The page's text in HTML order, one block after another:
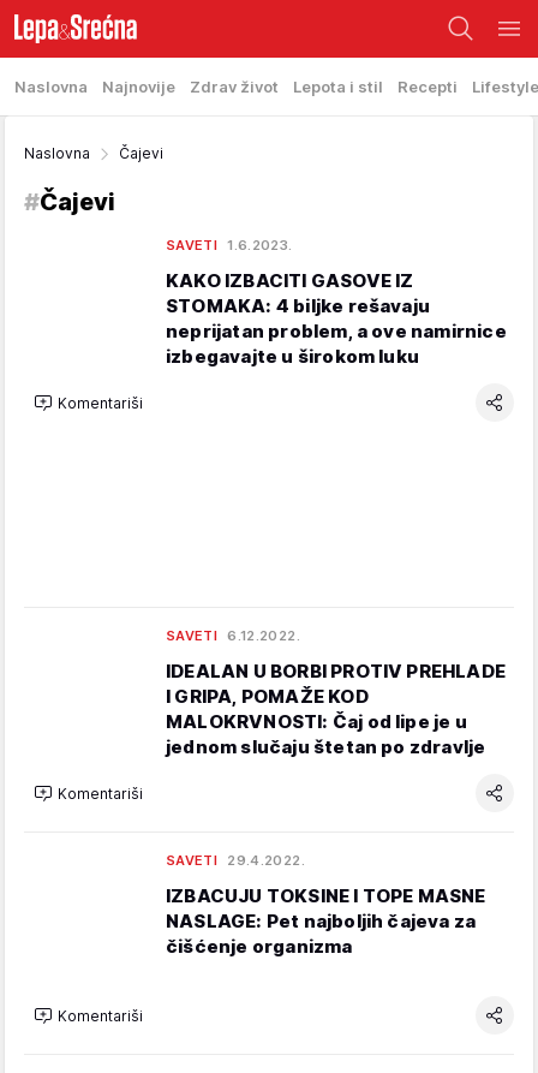
Naslovna Najnovije Zdrav život Lepota i stil Recepti Lifestyle
Naslovna Čajevi
#Čajevi
SAVETI 1.6.2023.
KAKO IZBACITI GASOVE IZ
STOMAKA: 4 biljke rešavaju
neprijatan problem, a ove namirnice
izbegavajte u širokom luku
Komentariši
SAVETI 6.12.2022.
IDEALAN U BORBI PROTIV PREHLADE
I GRIPA, POMAŽE KOD
MALOKRVNOSTI: Čaj od lipe je u
jednom slučaju štetan po zdravlje
Komentariši
SAVETI 29.4.2022.
IZBACUJU TOKSINE I TOPE MASNE
NASLAGE: Pet najboljih čajeva za
čišćenje organizma
Komentariši